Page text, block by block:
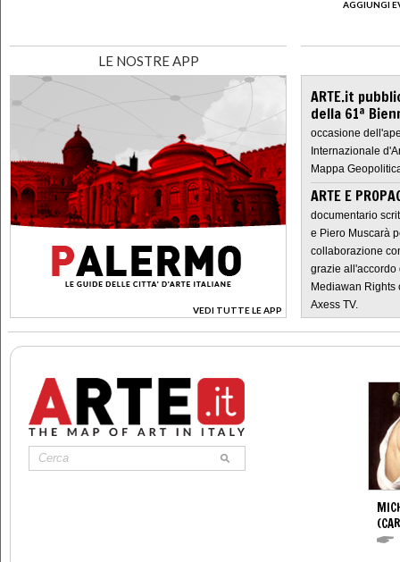
AGGIUNGI
LE NOSTRE APP
VEDI TUTTE LE APP
>
ARTE.it
della 61ª
occasione
Internazionale
Mappa
ARTE E
documentario
e Piero Muscarà
collaborazione
grazie all'accordo
Mediawan Rights
Axess TV.